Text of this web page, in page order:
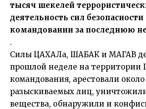
тысяч шекелей
деятельность сил
командовании за последнюю
.
Силы ЦАХАЛа, ШАБАК и МАГАВ
прошлой неделе на территории
командования, арестовали около
разыскиваемых лиц,
вещества, обнаружили и